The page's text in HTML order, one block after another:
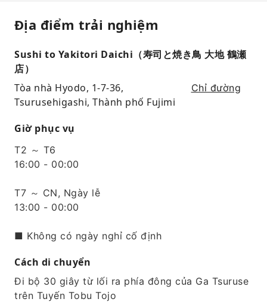
Địa điểm trải nghiệm
Sushi to Yakitori Daichi（寿司と焼き鳥 大地 鶴瀬
店）
Tòa nhà Hyodo, 1-7-36,
Tsurusehigashi, Thành phố Fujimi
Chỉ đường
Giờ phục vụ
T2 ～ T6
16:00 - 00:00
T7 ～ CN, Ngày lễ
13:00 - 00:00
■ Không có ngày nghỉ cố định
Cách di chuyển
Đi bộ 30 giây từ lối ra phía đông của Ga Tsuruse
trên Tuyến Tobu Tojo